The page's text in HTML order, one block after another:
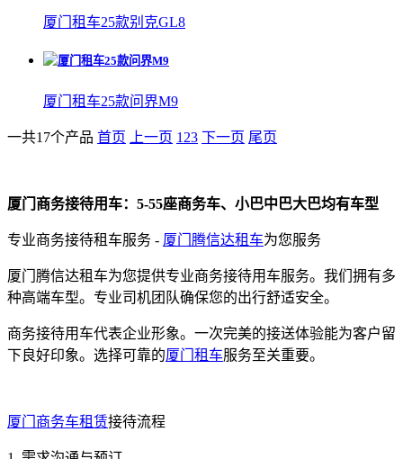
厦门租车25款别克GL8
厦门租车25款问界M9
一共17个产品 首页 上一页 1 23 下一页 尾页
厦门商务接待用车：5-55座商务车、小巴中巴大巴均有车型
专业商务接待租车服务 - 厦门腾信达租车为您服务
厦门腾信达租车为您提供专业商务接待用车服务。我们拥有多
种高端车型。专业司机团队确保您的出行舒适安全。
商务接待用车代表企业形象。一次完美的接送体验能为客户留
下良好印象。选择可靠的厦门租车服务至关重要。
厦门商务车租赁接待流程